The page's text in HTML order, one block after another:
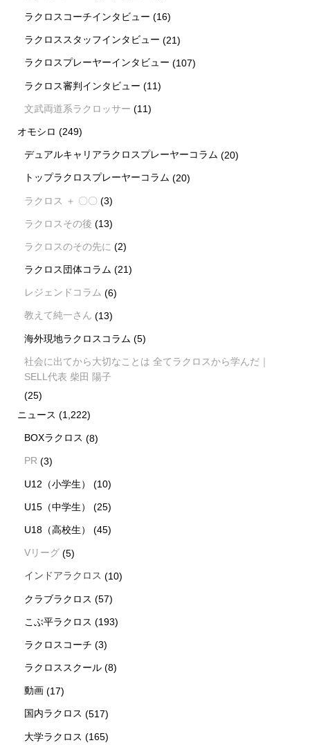
ラクロスコーチインタビュー (16)
ラクロススタッフインタビュー (21)
ラクロスプレーヤーインタビュー (107)
ラクロス審判インタビュー (11)
文武両道系ラクロッサー (11)
オモシロ (249)
デュアルキャリアラクロスプレーヤーコラム (20)
トップラクロスプレーヤーコラム (20)
ラクロス ＋ 〇〇 (3)
ラクロスその後 (13)
ラクロスのその先に (2)
ラクロス団体コラム (21)
レジェンドコラム (6)
教えて純一さん (13)
海外現地ラクロスコラム (5)
社会に出てから大切なことは 全てラクロスから学んだ｜
SELL代表 柴田 陽子
(25)
ニュース (1,222)
BOXラクロス (8)
PR (3)
U12（小学生） (10)
U15（中学生） (25)
U18（高校生） (45)
Vリーグ (5)
インドアラクロス (10)
クラブラクロス (57)
こぶ平ラクロス (193)
ラクロスコーチ (3)
ラクロススクール (8)
動画 (17)
国内ラクロス (517)
大学ラクロス (165)
新着情報